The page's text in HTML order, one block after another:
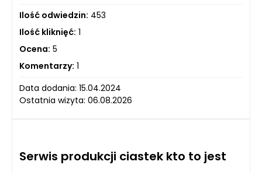
Ilość odwiedzin: 453
Ilość kliknięć: 1
Ocena: 5
Komentarzy: 1
Data dodania: 15.04.2024
Ostatnia wizyta: 06.08.2026
Serwis produkcji ciastek kto to jest